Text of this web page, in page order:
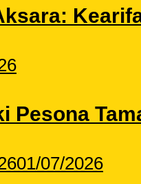
Pesona
01/07/2026